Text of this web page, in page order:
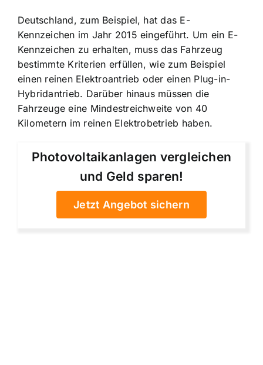
Deutschland, zum Beispiel, hat das E-
Kennzeichen im Jahr 2015 eingeführt. Um ein E-
Kennzeichen zu erhalten, muss das Fahrzeug
bestimmte Kriterien erfüllen, wie zum Beispiel
einen reinen Elektroantrieb oder einen Plug-in-
Hybridantrieb. Darüber hinaus müssen die
Fahrzeuge eine Mindestreichweite von 40
Kilometern im reinen Elektrobetrieb haben.
Photovoltaikanlagen vergleichen
und Geld sparen!
Jetzt Angebot sichern